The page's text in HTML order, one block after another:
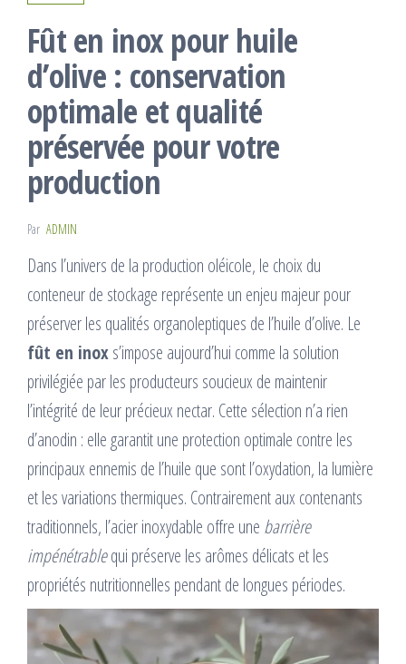
Fût en inox pour huile
d’olive : conservation
optimale et qualité
préservée pour votre
production
Par ADMIN
Dans l’univers de la production oléicole, le choix du
conteneur de stockage représente un enjeu majeur pour
préserver les qualités organoleptiques de l’huile d’olive. Le
fût en inoxs’impose aujourd’hui comme la solution
privilégiée par les producteurs soucieux de maintenir
l’intégrité de leur précieux nectar. Cette sélection n’a rien
d’anodin : elle garantit une protection optimale contre les
principaux ennemis de l’huile que sont l’oxydation, la lumière
et les variations thermiques. Contrairement aux contenants
traditionnels, l’acier inoxydable offre une barrière
impénétrablequi préserve les arômes délicats et les
propriétés nutritionnelles pendant de longues périodes.